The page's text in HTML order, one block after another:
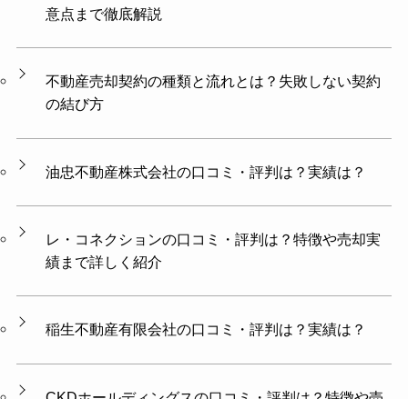
意点まで徹底解説
不動産売却契約の種類と流れとは？失敗しない契約
の結び方
油忠不動産株式会社の口コミ・評判は？実績は？
レ・コネクションの口コミ・評判は？特徴や売却実
績まで詳しく紹介
稲生不動産有限会社の口コミ・評判は？実績は？